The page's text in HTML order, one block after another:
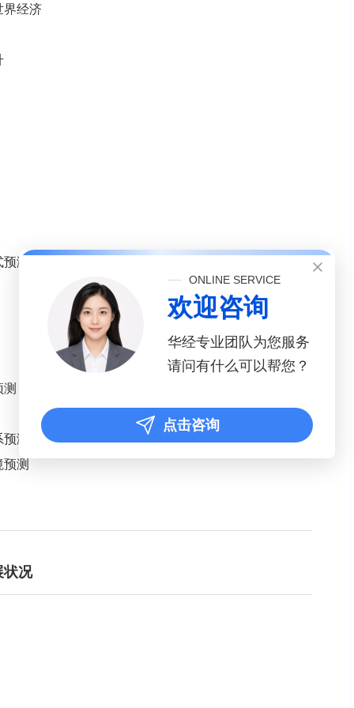
界经济
测
测
测
状况
ONLINE SERVICE
欢迎咨询
华经专业团队为您服务
请问有什么可以帮您？
点击咨询